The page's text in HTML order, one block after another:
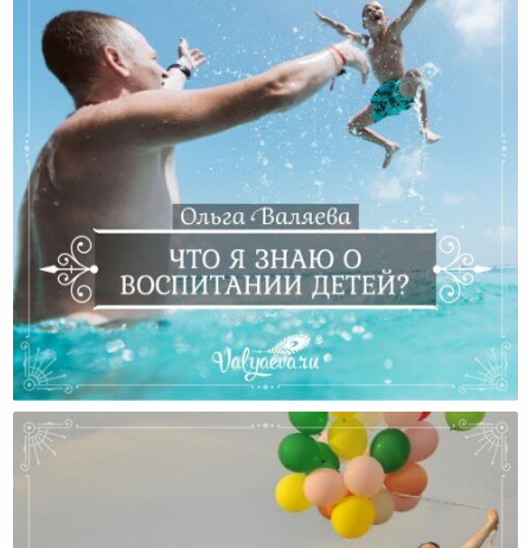
Что Я Знаю О Воспитании Детей?